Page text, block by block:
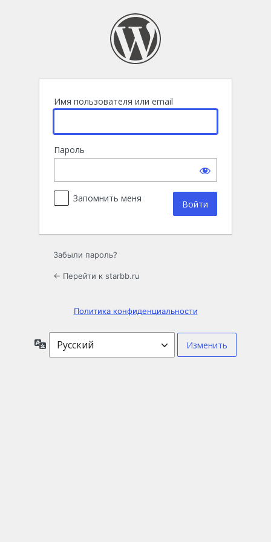
Имя пользователя или email
Пароль
Запомнить меня
Забыли пароль?
← Перейти к starbb.ru
Политика конфиденциальности
Язык